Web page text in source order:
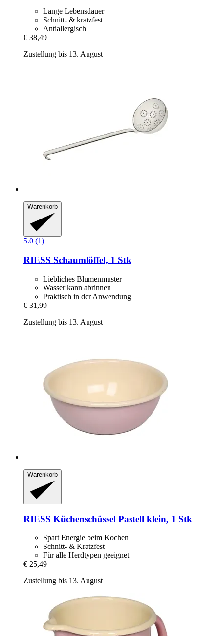
Lange Lebensdauer
Schnitt- & kratzfest
Antiallergisch
€ 38,49
Zustellung bis 13. August
Warenkorb
5.0 (1)
RIESS Schaumlöffel, 1 Stk
Liebliches Blumenmuster
Wasser kann abrinnen
Praktisch in der Anwendung
€ 31,99
Zustellung bis 13. August
Warenkorb
RIESS Küchenschüssel Pastell klein, 1 Stk
Spart Energie beim Kochen
Schnitt- & Kratzfest
Für alle Herdtypen geeignet
€ 25,49
Zustellung bis 13. August